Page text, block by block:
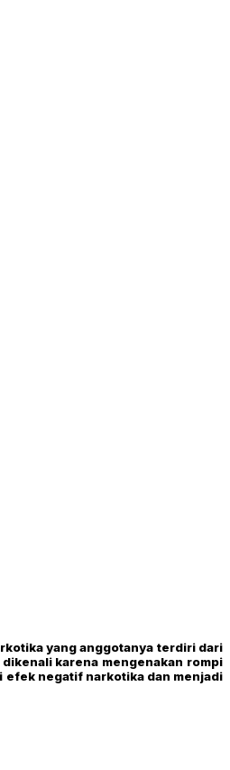
yang anggotanya terdiri dari
karena mengenakan rompi
efek negatif narkotika dan menjadi